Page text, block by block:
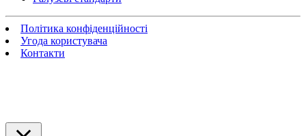
Політика конфіденційності
Угода користувача
Контакти